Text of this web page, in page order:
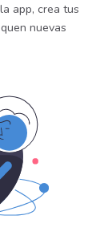
app, crea tus
nuevas